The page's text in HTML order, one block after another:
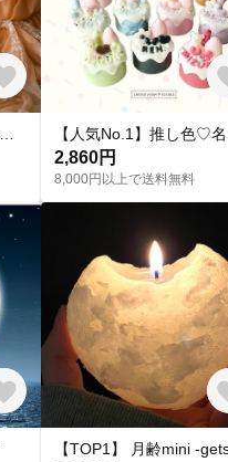
2,860円
8,000円以上で送料無料